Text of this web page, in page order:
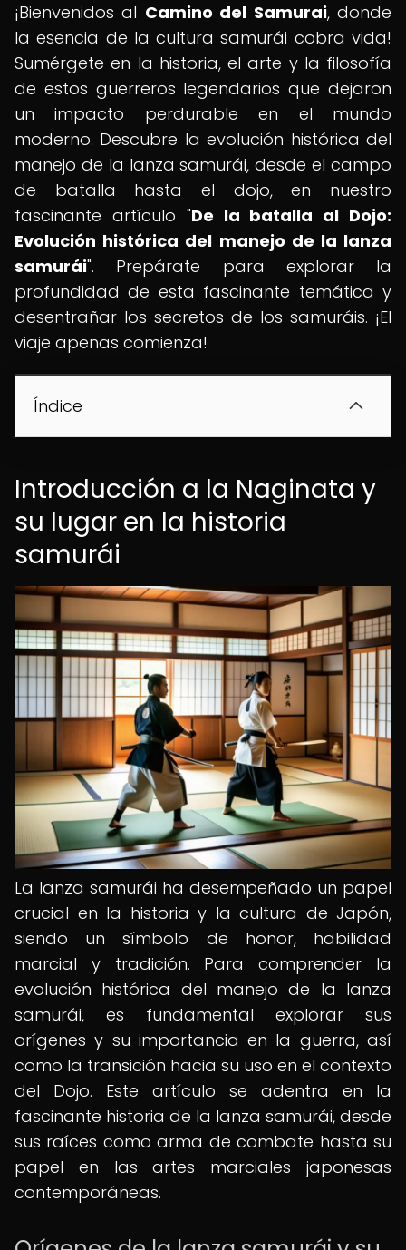
¡Bienvenidos al Camino del Samurai, donde
la esencia de la cultura samurái cobra vida!
Sumérgete en la historia, el arte y la filosofía
de estos guerreros legendarios que dejaron
un impacto perdurable en el mundo
moderno. Descubre la evolución histórica del
manejo de la lanza samurái, desde el campo
de batalla hasta el dojo, en nuestro
fascinante artículo "De la batalla al Dojo:
Evolución histórica del manejo de la lanza
samurái". Prepárate para explorar la
profundidad de esta fascinante temática y
desentrañar los secretos de los samuráis. ¡El
viaje apenas comienza!
Índice
Introducción a la Naginata y
su lugar en la historia
samurái
La lanza samurái ha desempeñado un papel
crucial en la historia y la cultura de Japón,
siendo un símbolo de honor, habilidad
marcial y tradición. Para comprender la
evolución histórica del manejo de la lanza
samurái, es fundamental explorar sus
orígenes y su importancia en la guerra, así
como la transición hacia su uso en el contexto
del Dojo. Este artículo se adentra en la
fascinante historia de la lanza samurái, desde
sus raíces como arma de combate hasta su
papel en las artes marciales japonesas
contemporáneas.